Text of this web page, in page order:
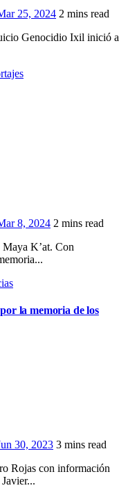
25, 2024 2 mins read
8, 2024 2 mins read
la memoria de los
30, 2023 3 mins read